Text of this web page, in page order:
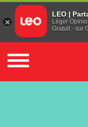
Toggle
LEO |
Léger
Gratuit - sur